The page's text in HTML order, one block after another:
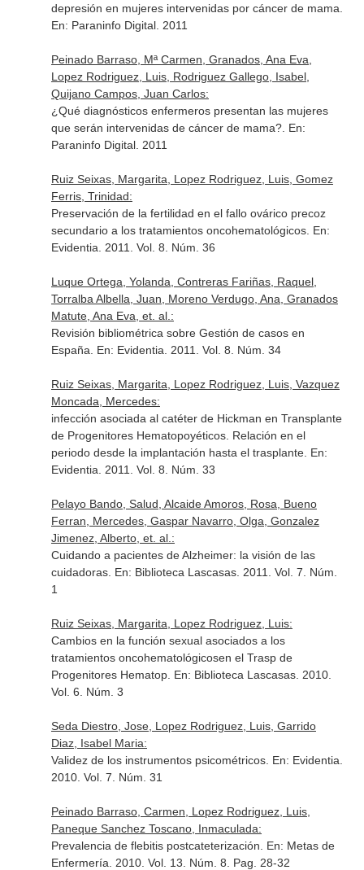
depresión en mujeres intervenidas por cáncer de mama.
En: Paraninfo Digital. 2011
Peinado Barraso, Mª Carmen, Granados, Ana Eva,
Lopez Rodriguez, Luis, Rodriguez Gallego, Isabel,
Quijano Campos, Juan Carlos:
¿Qué diagnósticos enfermeros presentan las mujeres
que serán intervenidas de cáncer de mama?. En:
Paraninfo Digital. 2011
Ruiz Seixas, Margarita, Lopez Rodriguez, Luis, Gomez
Ferris, Trinidad:
Preservación de la fertilidad en el fallo ovárico precoz
secundario a los tratamientos oncohematológicos. En:
Evidentia . 2011. Vol. 8. Núm. 36
Luque Ortega, Yolanda, Contreras Fariñas, Raquel,
Torralba Albella, Juan, Moreno Verdugo, Ana, Granados
Matute, Ana Eva, et. al.:
Revisión bibliométrica sobre Gestión de casos en
España. En: Evidentia . 2011. Vol. 8. Núm. 34
Ruiz Seixas, Margarita, Lopez Rodriguez, Luis, Vazquez
Moncada, Mercedes:
infección asociada al catéter de Hickman en Transplante
de Progenitores Hematopoyéticos. Relación en el
periodo desde la implantación hasta el trasplante. En:
Evidentia . 2011. Vol. 8. Núm. 33
Pelayo Bando, Salud, Alcaide Amoros, Rosa, Bueno
Ferran, Mercedes, Gaspar Navarro, Olga, Gonzalez
Jimenez, Alberto, et. al.:
Cuidando a pacientes de Alzheimer: la visión de las
cuidadoras. En: Biblioteca Lascasas. 2011. Vol. 7. Núm.
1
Ruiz Seixas, Margarita, Lopez Rodriguez, Luis:
Cambios en la función sexual asociados a los
tratamientos oncohematológicosen el Trasp de
Progenitores Hematop. En: Biblioteca Lascasas. 2010.
Vol. 6. Núm. 3
Seda Diestro, Jose, Lopez Rodriguez, Luis, Garrido
Diaz, Isabel Maria:
Validez de los instrumentos psicométricos. En: Evidentia
2010. Vol. 7. Núm. 31
Peinado Barraso, Carmen, Lopez Rodriguez, Luis,
Paneque Sanchez Toscano, Inmaculada:
Prevalencia de flebitis postcateterización. En: Metas de
Enfermería . 2010. Vol. 13. Núm. 8. Pag. 28-32